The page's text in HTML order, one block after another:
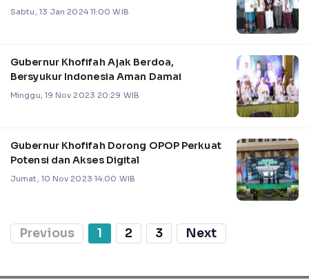
Sabtu, 13 Jan 2024 11:00 WIB
Gubernur Khofifah Ajak Berdoa,
Bersyukur Indonesia Aman Damai
Minggu, 19 Nov 2023 20:29 WIB
Gubernur Khofifah Dorong OPOP Perkuat
Potensi dan Akses Digital
Jumat, 10 Nov 2023 14:00 WIB
Previous 1 2 3 Next